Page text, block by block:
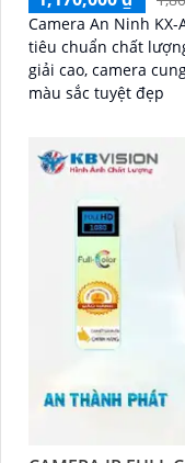
Camera An Ninh KX-
tiêu chuẩn chất lượng và
giải cao, camera
màu sắc tuyệt đẹp